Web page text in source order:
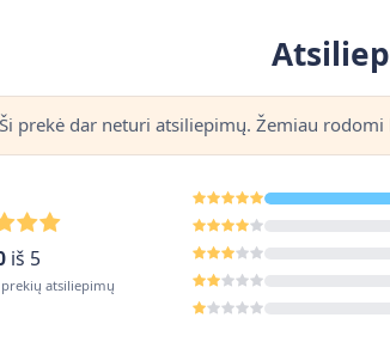
Ši prekė dar neturi atsiliepimų. Žemiau
iš 5
prekių atsiliepimų